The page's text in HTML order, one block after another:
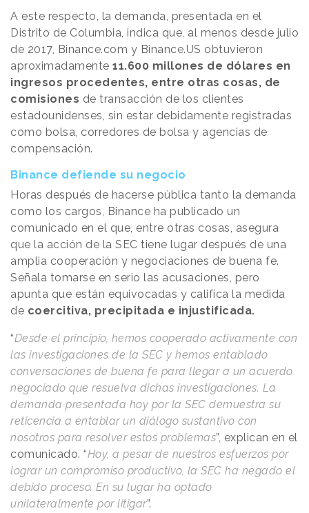
A este respecto, la demanda, presentada en el
Distrito de Columbia, indica que, al menos desde julio
de 2017, Binance.com y Binance.US obtuvieron
aproximadamente 11.600 millones de dólares en
ingresos procedentes, entre otras cosas, de
comisiones de transacción de los clientes
estadounidenses, sin estar debidamente registradas
como bolsa, corredores de bolsa y agencias de
compensación.
Binance defiende su negocio
Horas después de hacerse pública tanto la demanda
como los cargos, Binance ha publicado un
comunicado en el que, entre otras cosas, asegura
que la acción de la SEC tiene lugar después de una
amplia cooperación y negociaciones de buena fe.
Señala tomarse en serio las acusaciones, pero
apunta que están equivocadas y califica la medida
de coercitiva, precipitada e injustificada.
“Desde el principio, hemos cooperado activamente con
las investigaciones de la SEC y hemos entablado
conversaciones de buena fe para llegar a un acuerdo
negociado que resuelva dichas investigaciones. La
demanda presentada hoy por la SEC demuestra su
reticencia a entablar un diálogo sustantivo con
nosotros para resolver estos problemas”, explican en el
comunicado. “Hoy, a pesar de nuestros esfuerzos por
lograr un compromiso productivo, la SEC ha negado el
debido proceso. En su lugar ha optado
unilateralmente por litigar”.